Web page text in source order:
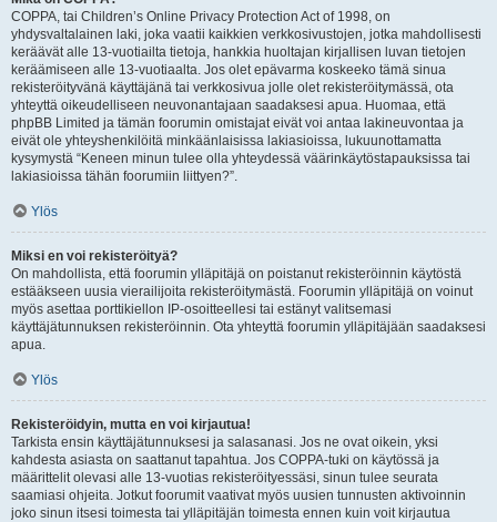
COPPA, tai Children’s Online Privacy Protection Act of 1998, on
yhdysvaltalainen laki, joka vaatii kaikkien verkkosivustojen, jotka mahdollisesti
keräävät alle 13-vuotiailta tietoja, hankkia huoltajan kirjallisen luvan tietojen
keräämiseen alle 13-vuotiaalta. Jos olet epävarma koskeeko tämä sinua
rekisteröityvänä käyttäjänä tai verkkosivua jolle olet rekisteröitymässä, ota
yhteyttä oikeudelliseen neuvonantajaan saadaksesi apua. Huomaa, että
phpBB Limited ja tämän foorumin omistajat eivät voi antaa lakineuvontaa ja
eivät ole yhteyshenkilöitä minkäänlaisissa lakiasioissa, lukuunottamatta
kysymystä “Keneen minun tulee olla yhteydessä väärinkäytöstapauksissa tai
lakiasioissa tähän foorumiin liittyen?”.
Ylös
Miksi en voi rekisteröityä?
On mahdollista, että foorumin ylläpitäjä on poistanut rekisteröinnin käytöstä
estääkseen uusia vierailijoita rekisteröitymästä. Foorumin ylläpitäjä on voinut
myös asettaa porttikiellon IP-osoitteellesi tai estänyt valitsemasi
käyttäjätunnuksen rekisteröinnin. Ota yhteyttä foorumin ylläpitäjään saadaksesi
apua.
Ylös
Rekisteröidyin, mutta en voi kirjautua!
Tarkista ensin käyttäjätunnuksesi ja salasanasi. Jos ne ovat oikein, yksi
kahdesta asiasta on saattanut tapahtua. Jos COPPA-tuki on käytössä ja
määrittelit olevasi alle 13-vuotias rekisteröityessäsi, sinun tulee seurata
saamiasi ohjeita. Jotkut foorumit vaativat myös uusien tunnusten aktivoinnin
joko sinun itsesi toimesta tai ylläpitäjän toimesta ennen kuin voit kirjautua